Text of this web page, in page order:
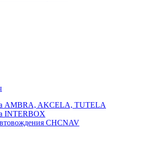
AMBRA, AKCELA, TUTELA
INTERBOX
CHCNAV